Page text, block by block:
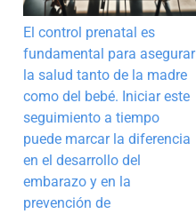
El control prenatal es
fundamental para asegurar
la salud tanto de la madre
como del bebé. Iniciar este
seguimiento a tiempo
puede marcar la diferencia
en el desarrollo del
embarazo y en la
prevención de